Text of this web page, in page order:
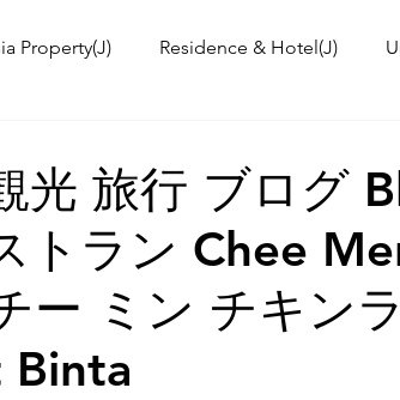
Property(J) Residence & Hotel(J)
Event Information & News
Malaysia News
光 旅行 ブログ
トラン Chee
ー ミン チキン
Binta